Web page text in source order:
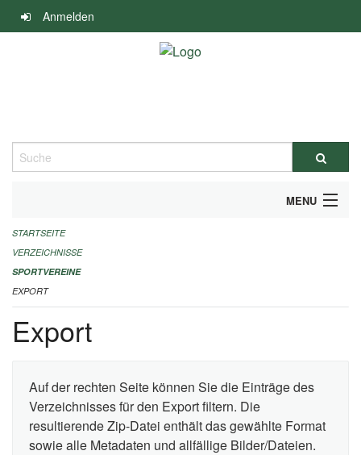
Navigation
überspringen
Anmelden
Suche
MENU
ALLGEMEINE INFORMATIONEN
FINANZIELLE UNTERSTÜTZUNG BENÖTIGT?
KONTAKT
STARTSEITE
VERZEICHNISSE
SPORTVEREINE
EXPORT
Export
Auf der rechten Seite können Sie die Einträge des
Verzeichnisses für den Export filtern. Die
resultierende Zip-Datei enthält das gewählte Format
sowie alle Metadaten und allfällige Bilder/Dateien.